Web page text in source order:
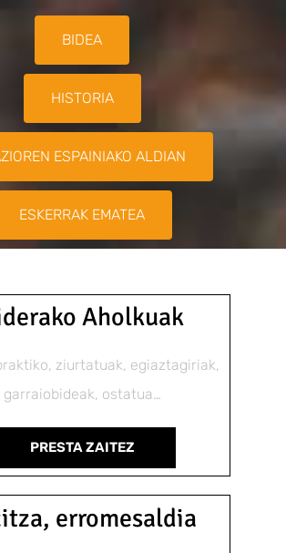
BIDEA
HISTORIA
ESPAINIAKO ALDIAN
ESKERRAK EMATEA
Aholkuak
ziurtatuak, egiaztagiriak,
garraiobideak, ostatua…
PRESTA ZAITEZ
erromesaldia